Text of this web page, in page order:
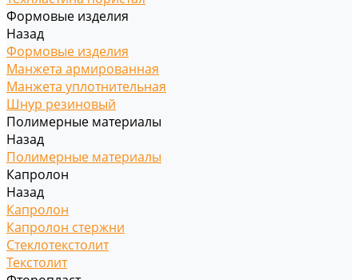
Формовые изделия
Назад
Формовые изделия
Манжета армированная
Манжета уплотнительная
Шнур резиновый
Полимерные материалы
Назад
Полимерные материалы
Капролон
Назад
Капролон
Капролон стержни
Стеклотекстолит
Текстолит